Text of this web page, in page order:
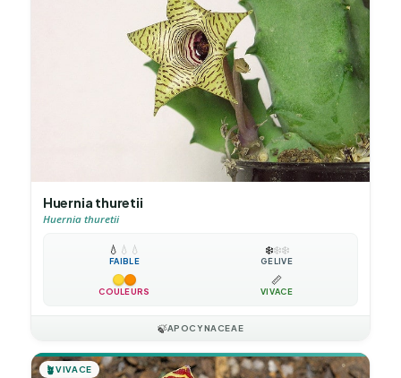
Huernia thuretii
Huernia thuretii
💧 💧 💧
FAIBLE
❄️❄️❄️
GÉLIVE
COULEURS
📏
VIVACE
🍃APOCYNACEAE
🪴VIVACE